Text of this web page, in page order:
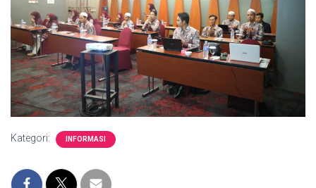
Kategori: INFORMASI